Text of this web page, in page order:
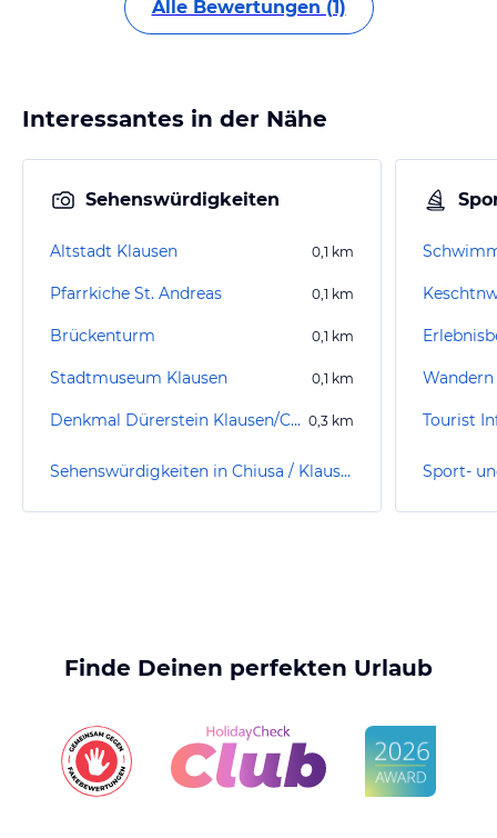
Alle Bewertungen (1)
Interessantes in der Nähe
Sehenswürdigkeiten
Altstadt Klausen 0,1 km
Pfarrkiche St. Andreas 0,1 km
Brückenturm 0,1 km
Stadtmuseum Klausen 0,1 km
Denkmal Dürerstein Klausen/Chiusa 0,3 km
Sehenswürdigkeiten in Chiusa / Klausen
Wandern
Tourist
Finde Deinen perfekten Urlaub